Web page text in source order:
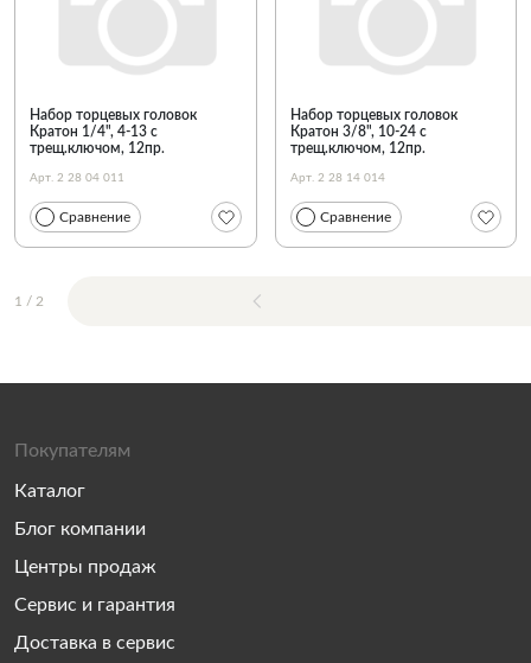
Набор торцевых головок
Кратон 1/4", 4-13 с
трещ.ключом, 12пр.
Арт. 2 28 04 011
Сравнение
Набор торцевых головок
Кратон 3/8", 10-24 с
трещ.ключом, 12пр.
Арт. 2 28 14 014
Сравнение
1 / 2
Покупателям
Каталог
Блог компании
Центры продаж
Сервис и гарантия
Доставка в сервис